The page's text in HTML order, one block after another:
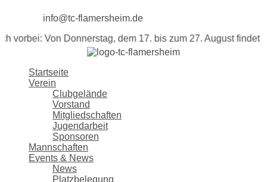
info@tc-flamersheim.de
Von Donnerstag, dem 17. bis zum 27. August findet auf
Startseite
Verein
Clubgelände
Vorstand
Mitgliedschaften
Jugendarbeit
Sponsoren
Mannschaften
Events & News
News
Platzbelegung